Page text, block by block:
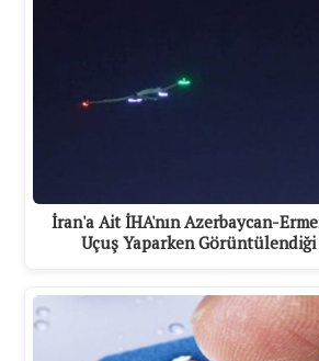
İran'a Ait İHA'nın Azerbaycan-
Uçuş Yaparken